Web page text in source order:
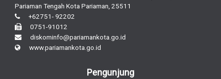
Pariaman Tengah Kota Pariaman, 25511
+62751- 92202
0751-91012
diskominfo@pariamankota.go.id
www.pariamankota.go.id
Pengunjung